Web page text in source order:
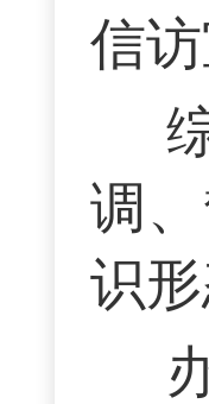
信
调
识形